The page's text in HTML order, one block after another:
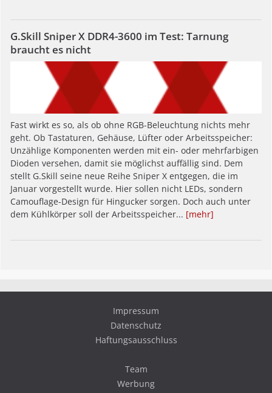
G.Skill Sniper X DDR4-3600 im Test: Tarnung
braucht es nicht
Fast wirkt es so, als ob ohne RGB-Beleuchtung nichts mehr
geht. Ob Tastaturen, Gehäuse, Lüfter oder Arbeitsspeicher:
Unzählige Komponenten werden mit ein- oder mehrfarbigen
Dioden versehen, damit sie möglichst auffällig sind. Dem
stellt G.Skill seine neue Reihe Sniper X entgegen, die im
Januar vorgestellt wurde. Hier sollen nicht LEDs, sondern
Camouflage-Design für Hingucker sorgen. Doch auch unter
dem Kühlkörper soll der Arbeitsspeicher... [mehr]
Impressum
Datenschutz
Haftungsausschluss
Team
Werbung